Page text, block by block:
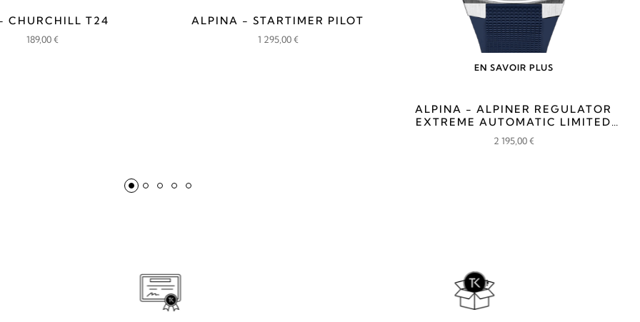
CHURCHILL T24
189,00€
ALPINA - STARTIMER PILOT
1 295,00€
EN SAVOIR PLUS
ALPINA - ALPINER REGULATOR
EXTREME AUTOMATIC LIMITED
EDITION
2 195,00€